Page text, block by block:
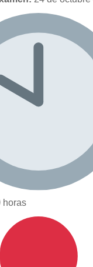
horas